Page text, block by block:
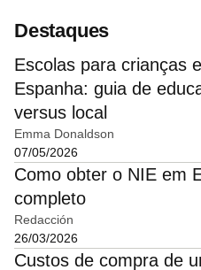
Destaques
Escolas para crianças
Espanha: guia de
versus local
Emma Donaldson
07/05/2026
Como obter o NIE em
completo
Redacción
26/03/2026
Custos de compra de